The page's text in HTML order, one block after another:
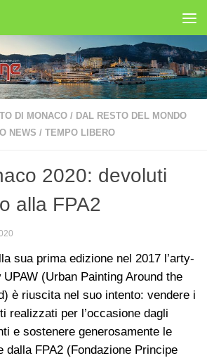
DI MONACO / DAL RESTO DEL MONDO
NEWS / TEMPO LIBERO
2020: devoluti
alla FPA2
sua prima edizione nel 2017 l’arty-
UPAW (Urban Painting Around the
è riuscita nel suo intento: vendere i
realizzati per l’occasione dagli
e sostenere generosamente le
dalla FPA2 (Fondazione Principe